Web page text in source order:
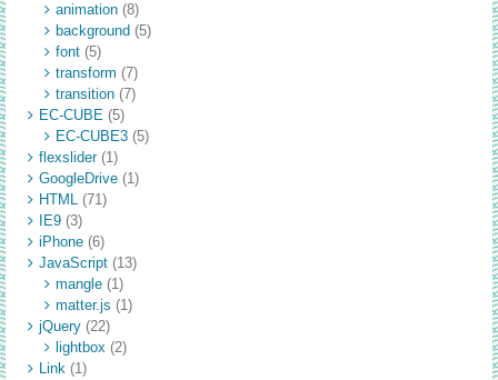
animation(8)
background (5)
font(5)
transform (7)
transition(7)
EC-CUBE(5)
EC-CUBE3(5)
flexslider(1)
GoogleDrive(1)
HTML(71)
IE9(3)
iPhone(6)
JavaScript(13)
mangle(1)
matter.js (1)
jQuery(22)
lightbox (2)
Link(1)